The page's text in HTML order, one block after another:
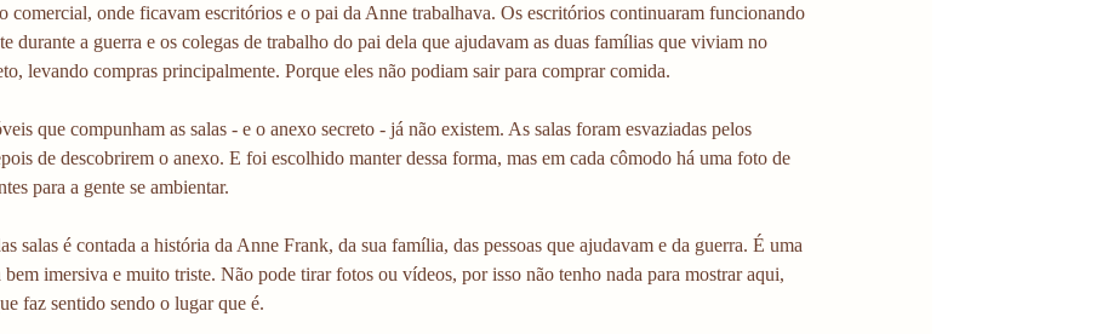
comercial, onde ficavam escritórios e o pai da Anne trabalhava. Os escritórios continuaram funcionando
durante a guerra e os colegas de trabalho do pai dela que ajudavam as duas famílias que viviam no
levando compras principalmente. Porque eles não podiam sair para comprar comida.
que compunham as salas - e o anexo secreto - já não existem. As salas foram esvaziadas pelos
de descobrirem o anexo. E foi escolhido manter dessa forma, mas em cada cômodo há uma foto de
para a gente se ambientar.
salas é contada a história da Anne Frank, da sua família, das pessoas que ajudavam e da guerra. É uma
bem imersiva e muito triste. Não pode tirar fotos ou vídeos, por isso não tenho nada para mostrar aqui,
faz sentido sendo o lugar que é.